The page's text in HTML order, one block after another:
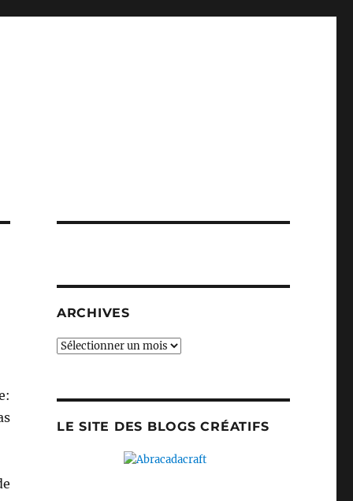
ARCHIVES
Archives
LE SITE DES BLOGS CRÉATIFS